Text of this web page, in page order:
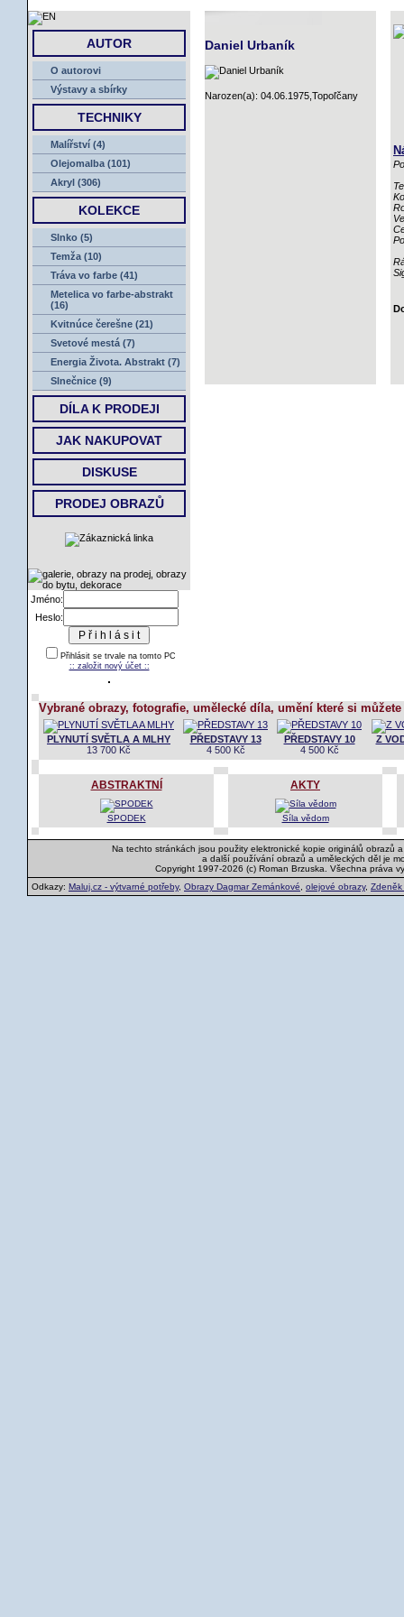
AUTOR
O autorovi
Výstavy a sbírky
TECHNIKY
Malířství (4)
Olejomalba (101)
Akryl (306)
KOLEKCE
Slnko (5)
Temža (10)
Tráva vo farbe (41)
Metelica vo farbe-abstrakt
(16)
Kvitnúce čerešne (21)
Svetové mestá (7)
Energia Života. Abstrakt (7)
Slnečnice (9)
DÍLA K PRODEJI
JAK NAKUPOVAT
DISKUSE
PRODEJ OBRAZŮ
Jméno:
Heslo:
Přihlásit se trvale na tomto PC
:: založit nový účet ::
Daniel Urbaník
Narozen(a): 04.06.1975,Topoľčany
Vybrané obrazy, fotografie, umělecké díla, umění které si
PLYNUTÍ SVĚTLA A MLHY
13 700 Kč
PŘEDSTAVY 13
4 500 Kč
PŘEDSTAVY 10
4 500 Kč
Z
ABSTRAKTNÍ
SPODEK
AKTY
Síla vědom
Na techto stránkách jsou použity elektronické kopie originálů obrazů
a další používání obrazů a uměleckých děl je
Copyright 1997-2026 (c) Roman Brzuska. Všechna práva
Odkazy: Maluj.cz - výtvarné potřeby, Obrazy Dagmar Zemánkové olejové obrazy, Zdeněk